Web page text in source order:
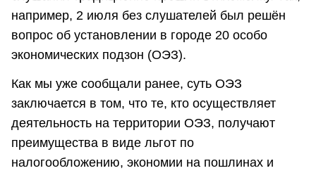
например, 2 июля без слушателей был решён
вопрос об установлении в городе 20 особо
экономических подзон (ОЭЗ).
Как мы уже сообщали ранее, суть ОЭЗ
заключается в том, что те, кто осуществляет
деятельность на территории ОЭЗ, получают
преимущества в виде льгот по
налогообложению, экономии на пошлинах и